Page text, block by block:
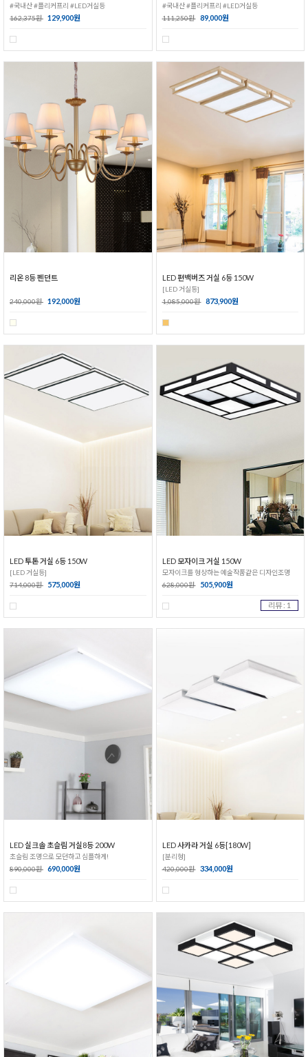
#국내산 #플리커프리 #LED거실등
162,375원 129,900원
#국내산 #플리커프리 #LED거실등
111,250원 89,000원
리온 8등 펜던트
240,000원 192,000원
LED 편백버즈 거실 6등 150W
[LED 거실등]
1,085,000원 873,900원
LED 투톤 거실 6등 150W
[LED 거실등]
714,000원 575,000원
LED 모자이크 거실 150W
모자이크를 형상하는 예술작품같은 디자인조명
628,000원
505,900원
리뷰 : 1
LED 실크솔 초슬림 거실8등 200W
초슬림 조명으로 모던하고 심플하게!
890,000원 690,000원
LED 사카라 거실 6등[180W]
[분리형]
420,000원 334,000원